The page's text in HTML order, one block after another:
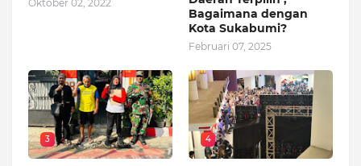
Oktober 02, 2022
Bagaimana dengan
Kota Sukabumi?
Februari 07, 2025
3 4